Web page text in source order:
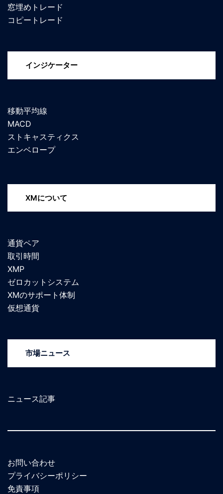
窓埋めトレード
コピートレード
インジケーター
移動平均線
MACD
ストキャスティクス
エンベロープ
XMについて
通貨ペア
取引時間
XMP
ゼロカットシステム
XMのサポート体制
仮想通貨
市場ニュース
ニュース記事
お問い合わせ
プライバシーポリシー
免責事項